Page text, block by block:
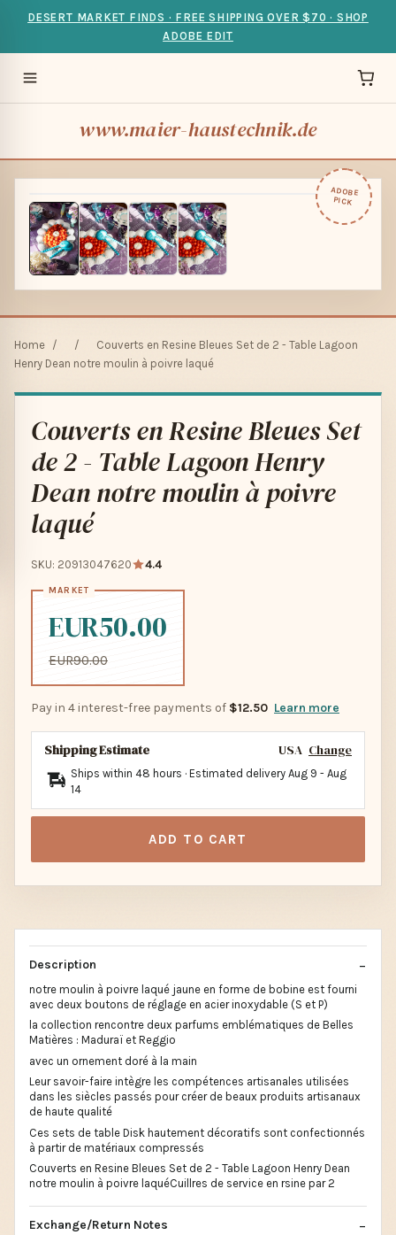
DESERT MARKET FINDS · FREE SHIPPING OVER $70 · SHOP
ADOBE EDIT
www.maier-haustechnik.de
ADOBE
PICK
Home / /
Couverts en Resine Bleues Set de 2 - Table Lagoon
Henry Dean notre moulin à poivre laqué
Couverts en Resine Bleues Set
de 2 - Table Lagoon Henry
Dean notre moulin à poivre
laqué
SKU: 20913047620 4.4
EUR50.00
EUR90.00
Pay in 4 interest-free payments of $12.50 Learn more
Shipping Estimate USA Change
Ships within 48 hours · Estimated delivery Aug 9 - Aug
14
ADD TO CART
Description
notre moulin à poivre laqué jaune en forme de bobine est fourni
avec deux boutons de réglage en acier inoxydable (S et P)
la collection rencontre deux parfums emblématiques de Belles
Matières : Maduraï et Reggio
avec un ornement doré à la main
Leur savoir-faire intègre les compétences artisanales utilisées
dans les siècles passés pour créer de beaux produits artisanaux
de haute qualité
Ces sets de table Disk hautement décoratifs sont confectionnés
à partir de matériaux compressés
Couverts en Resine Bleues Set de 2 - Table Lagoon Henry Dean
notre moulin à poivre laquéCuillres de service en rsine par 2
Exchange/Return Notes